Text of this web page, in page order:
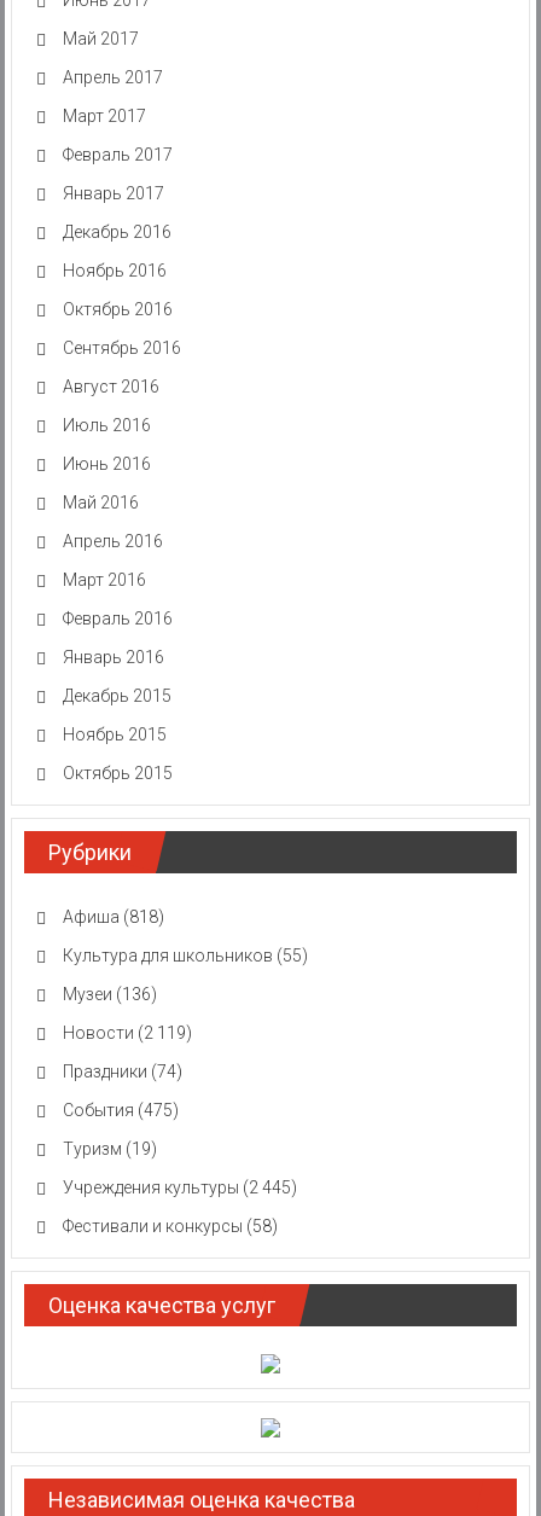
Май 2017
Апрель 2017
Март 2017
Февраль 2017
Январь 2017
Декабрь 2016
Ноябрь 2016
Октябрь 2016
Сентябрь 2016
Август 2016
Июль 2016
Июнь 2016
Май 2016
Апрель 2016
Март 2016
Февраль 2016
Январь 2016
Декабрь 2015
Ноябрь 2015
Октябрь 2015
Рубрики
Афиша (818)
Культура для школьников (55)
Музеи (136)
Новости (2 119)
Праздники (74)
События (475)
Туризм (19)
Учреждения культуры (2 445)
Фестивали и конкурсы (58)
Оценка качества услуг
Независимая оценка качества